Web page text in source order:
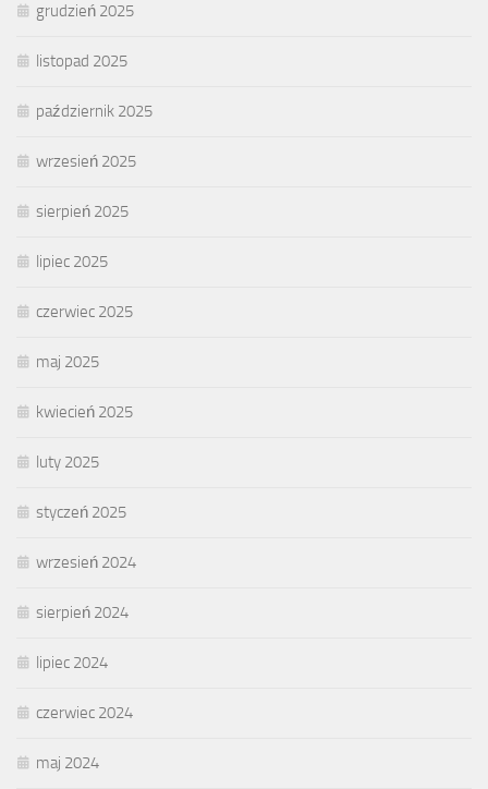
grudzień 2025
listopad 2025
październik 2025
wrzesień 2025
sierpień 2025
lipiec 2025
czerwiec 2025
maj 2025
kwiecień 2025
luty 2025
styczeń 2025
wrzesień 2024
sierpień 2024
lipiec 2024
czerwiec 2024
maj 2024